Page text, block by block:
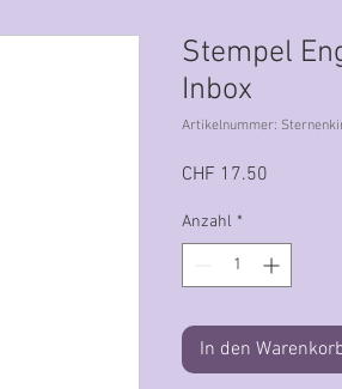
Stempel
Inbox
Artikelnummer:
CHF 17.50
Anzahl *
In den